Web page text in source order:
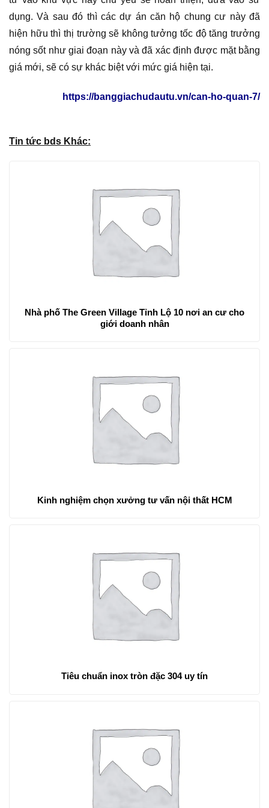
dụng. Và sau đó thì các dự án căn hộ chung cư này đã
hiện hữu thì thị trường sẽ không tưởng tốc độ tăng trưởng
nóng sốt như giai đoạn này và đã xác định được mặt bằng
giá mới, sẽ có sự khác biệt với mức giá hiện tại.
https://banggiachudautu.vn/can-ho-quan-7/
Tin tức bds Khác:
Nhà phố The Green Village Tỉnh Lộ 10 nơi an cư cho
giới doanh nhân
Kinh nghiệm chọn xưởng tư vấn nội thất HCM
Tiêu chuẩn inox tròn đặc 304 uy tín